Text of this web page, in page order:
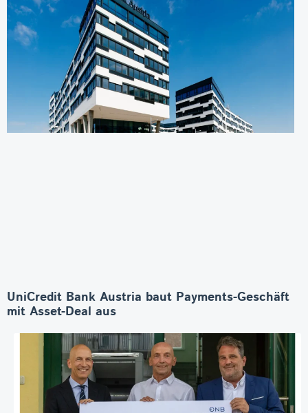
UniCredit Bank Austria baut Payments-Geschäft
mit Asset-Deal aus